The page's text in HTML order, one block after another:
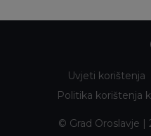
Uvjeti korištenja
Politika korištenja
© Grad Oroslavje |